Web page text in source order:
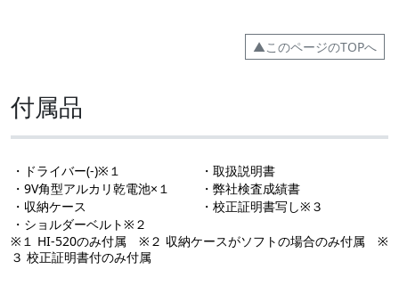
▲このページのTOPへ
付属品
・ドライバー(-)※１
・取扱説明書
・9V角型アルカリ乾電池×１
・弊社検査成績書
・収納ケース
・校正証明書写し※３
・ショルダーベルト※２
※１ HI-520のみ付属 ※２ 収納ケースがソフトの場合のみ付属 ※
３ 校正証明書付のみ付属